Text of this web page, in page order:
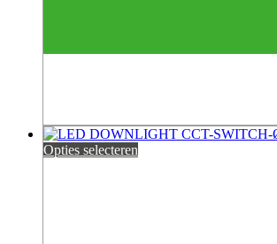
Opties selecteren